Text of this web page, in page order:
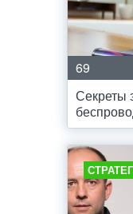
69
Секреты